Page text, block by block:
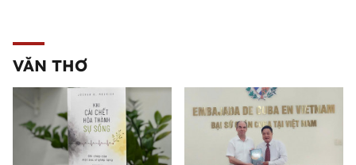
VĂN THƠ